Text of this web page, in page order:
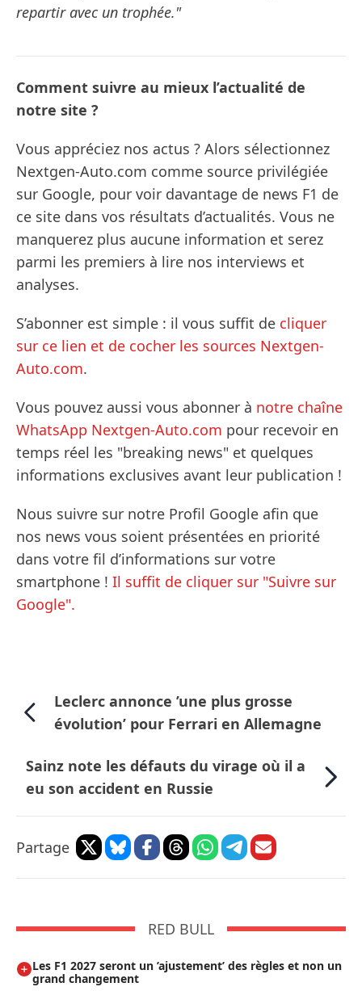
repartir avec un trophée."
Comment suivre au mieux l’actualité de
notre site ?
Vous appréciez nos actus ? Alors sélectionnez
Nextgen-Auto.com comme source privilégiée
sur Google, pour voir davantage de news F1 de
ce site dans vos résultats d’actualités. Vous ne
manquerez plus aucune information et serez
parmi les premiers à lire nos interviews et
analyses.
S’abonner est simple : il vous suffit de cliquer
sur ce lien et de cocher les sources Nextgen-
Auto.com.
Vous pouvez aussi vous abonner à notre chaîne
WhatsApp Nextgen-Auto.com pour recevoir en
temps réel les "breaking news" et quelques
informations exclusives avant leur publication !
Nous suivre sur notre Profil Google afin que
nos news vous soient présentées en priorité
dans votre fil d’informations sur votre
smartphone ! Il suffit de cliquer sur "Suivre sur
Google".
Leclerc annonce ’une plus grosse
évolution’ pour Ferrari en Allemagne
Sainz note les défauts du virage où il a
eu son accident en Russie
Partage
RED BULL
Les F1 2027 seront un ’ajustement’ des règles et non un
grand changement